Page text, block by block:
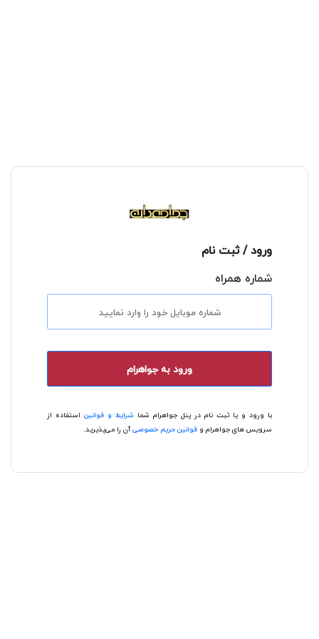
ورود / ثبت نام
شماره همراه
ورود به جواهرام
با ورود و یا ثبت نام در پنل جواهرام شما شرایط و قوانین استفاده از
سرویس های جواهرام و قوانین حریم خصوصیآن را می‌پذیرید.